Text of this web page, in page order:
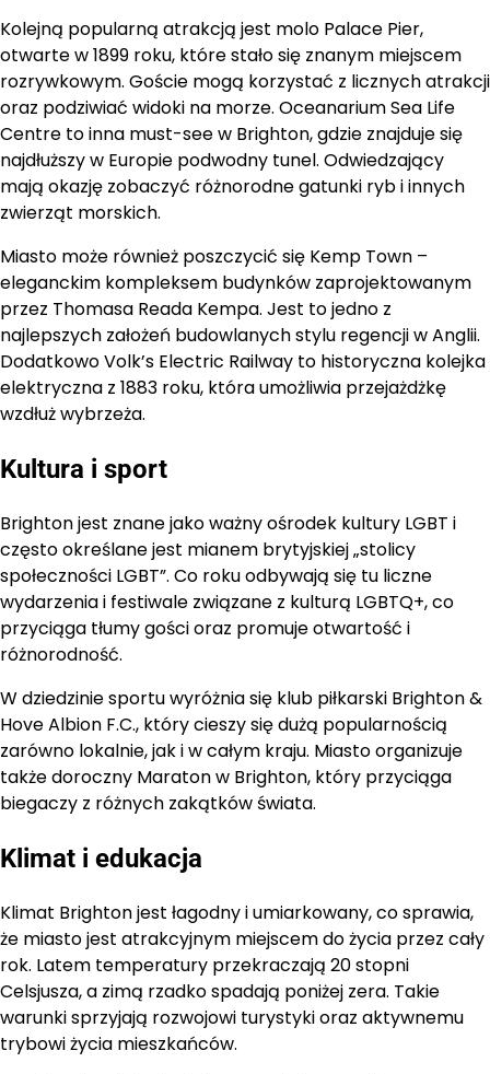
Kolejną popularną atrakcją jest molo Palace Pier,
otwarte w 1899 roku, które stało się znanym miejscem
rozrywkowym. Goście mogą korzystać z licznych atrakcji
oraz podziwiać widoki na morze. Oceanarium Sea Life
Centre to inna must-see w Brighton, gdzie znajduje się
najdłuższy w Europie podwodny tunel. Odwiedzający
mają okazję zobaczyć różnorodne gatunki ryb i innych
zwierząt morskich.
Miasto może również poszczycić się Kemp Town –
eleganckim kompleksem budynków zaprojektowanym
przez Thomasa Reada Kempa. Jest to jedno z
najlepszych założeń budowlanych stylu regencji w Anglii.
Dodatkowo Volk’s Electric Railway to historyczna kolejka
elektryczna z 1883 roku, która umożliwia przejażdżkę
wzdłuż wybrzeża.
Kultura i sport
Brighton jest znane jako ważny ośrodek kultury LGBT i
często określane jest mianem brytyjskiej „stolicy
społeczności LGBT”. Co roku odbywają się tu liczne
wydarzenia i festiwale związane z kulturą LGBTQ+, co
przyciąga tłumy gości oraz promuje otwartość i
różnorodność.
W dziedzinie sportu wyróżnia się klub piłkarski Brighton &
Hove Albion F.C., który cieszy się dużą popularnością
zarówno lokalnie, jak i w całym kraju. Miasto organizuje
także doroczny Maraton w Brighton, który przyciąga
biegaczy z różnych zakątków świata.
Klimat i edukacja
Klimat Brighton jest łagodny i umiarkowany, co sprawia,
że miasto jest atrakcyjnym miejscem do życia przez cały
rok. Latem temperatury przekraczają 20 stopni
Celsjusza, a zimą rzadko spadają poniżej zera. Takie
warunki sprzyjają rozwojowi turystyki oraz aktywnemu
trybowi życia mieszkańców.